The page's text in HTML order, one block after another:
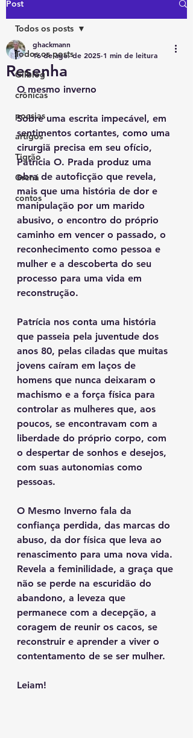
Post
Todos os posts
Gilblog
crônicas
poesias
artigos
Tigrão
Grená
contos
Todos os posts
Resenha
ghackmann
16 de ago. de 2025 1 min de leitura
O mesmo inverno
Sobre uma escrita impecável, em
sentimentos cortantes, como uma
cirurgiã precisa em seu ofício,
Patrícia O. Prada produz uma
obra de autoficção que revela,
mais que uma história de dor e
manipulação por um marido
abusivo, o encontro do próprio
caminho em vencer o passado, o
reconhecimento como pessoa e
mulher e a descoberta do seu
processo para uma vida em
reconstrução.
Patrícia nos conta uma história
que passeia pela juventude dos
anos 80, pelas ciladas que muitas
jovens caíram em laços de
homens que nunca deixaram o
machismo e a força física para
controlar as mulheres que, aos
poucos, se encontravam com a
liberdade do próprio corpo, com
o despertar de sonhos e desejos,
com suas autonomias como
pessoas.
O Mesmo Inverno fala da
confiança perdida, das marcas do
abuso, da dor física que leva ao
renascimento para uma nova vida.
Revela a feminilidade, a graça que
não se perde na escuridão do
abandono, a leveza que
permanece com a decepção, a
coragem de reunir os cacos, se
reconstruir e aprender a viver o
contentamento de se ser mulher.
Leiam!